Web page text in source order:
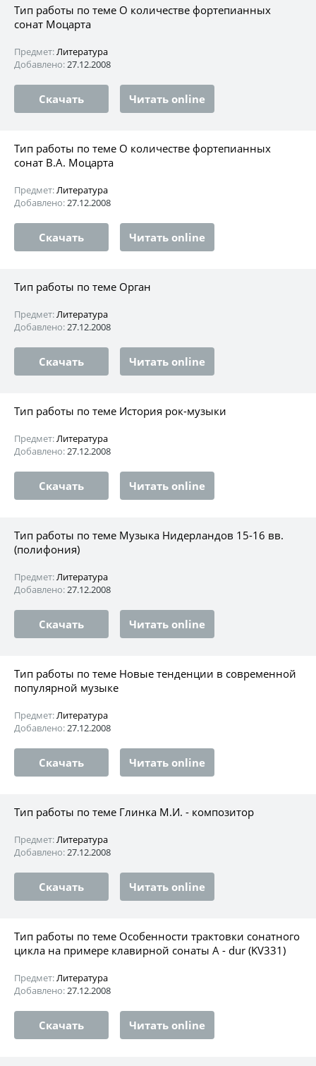
Тип работы по теме О количестве фортепианных
сонат Моцарта
Предмет:Литература
Добавлено:27.12.2008
Скачать Читать online
Тип работы по теме О количестве фортепианных
сонат В.А. Моцарта
Предмет:Литература
Добавлено:27.12.2008
Скачать Читать online
Тип работы по теме Орган
Предмет:Литература
Добавлено:27.12.2008
Скачать Читать online
Тип работы по теме История рок-музыки
Предмет:Литература
Добавлено:27.12.2008
Скачать Читать online
Тип работы по теме Музыка Нидерландов 15-16 вв.
(полифония)
Предмет:Литература
Добавлено:27.12.2008
Скачать Читать online
Тип работы по теме Новые тенденции в современной
популярной музыке
Предмет:Литература
Добавлено:27.12.2008
Скачать Читать online
Тип работы по теме Глинка М.И. - композитор
Предмет:Литература
Добавлено:27.12.2008
Скачать Читать online
Тип работы по теме Особенности трактовки сонатного
цикла на примере клавирной сонаты А - dur (KV331)
Предмет:Литература
Добавлено:27.12.2008
Скачать Читать online